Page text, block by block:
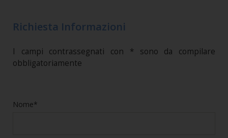
Richiesta Informazioni
I campi contrassegnati con * sono da compilare
obbligatoriamente
Nome*